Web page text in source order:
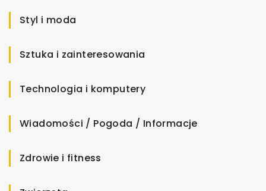
Styl i moda
Sztuka i zainteresowania
Technologia i komputery
Wiadomości / Pogoda / Informacje
Zdrowie i fitness